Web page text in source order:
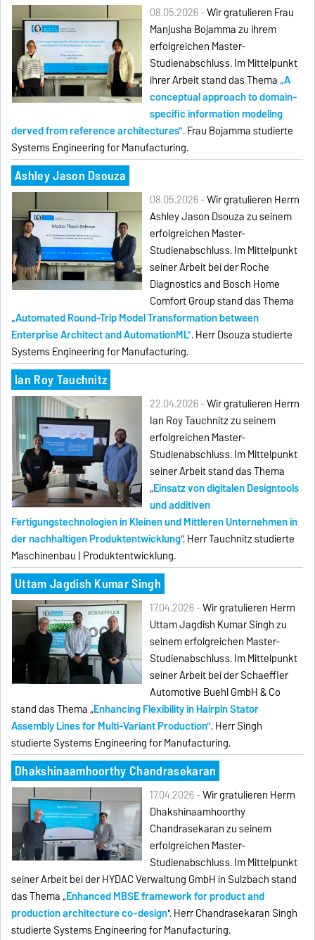
08.05.2026 -Wir gratulieren Frau
Manjusha Bojamma zu ihrem
erfolgreichen Master-
Studienabschluss. Im Mittelpunkt
ihrer Arbeit stand das Thema„A
conceptual approach to domain-
specific information modeling
derved from reference architectures". Frau Bojamma studierte
Systems Engineering for Manufacturing.
Ashley Jason Dsouza
08.05.2026 -Wir gratulieren Herrn
Ashley Jason Dsouza zu seinem
erfolgreichen Master-
Studienabschluss. Im Mittelpunkt
seiner Arbeit bei der Roche
Diagnostics and Bosch Home
Comfort Group stand das Thema
„Automated Round-Trip Model Transformation between
Enterprise Architect and AutomationML". Herr Dsouza studierte
Systems Engineering for Manufacturing.
Ian Roy Tauchnitz
22.04.2026 -Wir gratulieren Herrn
Ian Roy Tauchnitz zu seinem
erfolgreichen Master-
Studienabschluss. Im Mittelpunkt
seiner Arbeit stand das Thema
„Einsatz von digitalen Designtools
und additiven
Fertigungstechnologien in Kleinen und Mittleren Unternehmen in
der nachhaltigen Produktentwicklung". Herr Tauchnitz studierte
Maschinenbau | Produktentwicklung.
Uttam Jagdish Kumar Singh
17.04.2026 -Wir gratulieren Herrn
Uttam Jagdish Kumar Singh zu
seinem erfolgreichen Master-
Studienabschluss. Im Mittelpunkt
seiner Arbeit bei der Schaeffler
Automotive Buehl GmbH & Co
stand das Thema „Enhancing Flexibility in Hairpin Stator
Assembly Lines for Multi-Variant Production". Herr Singh
studierte Systems Engineering for Manufacturing.
Dhakshinaamhoorthy Chandrasekaran
17.04.2026 -Wir gratulieren Herrn
Dhakshinaamhoorthy
Chandrasekaran zu seinem
erfolgreichen Master-
Studienabschluss. Im Mittelpunkt
seiner Arbeit bei der HYDAC Verwaltung GmbH in Sulzbach stand
das Thema „Enhanced MBSE framework for product and
production architecture co-design". Herr Chandrasekaran Singh
studierte Systems Engineering for Manufacturing.